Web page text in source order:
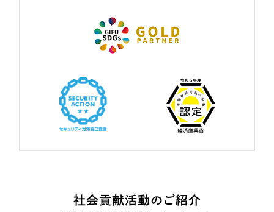
社会貢献活動のご紹介